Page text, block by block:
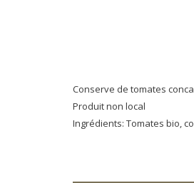
Conserve de tomates
Produit non local
Ingrédients: Tomates bio,